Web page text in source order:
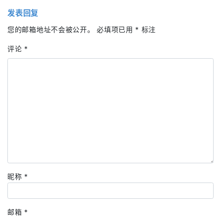
发表回复
您的邮箱地址不会被公开。 必填项已用 * 标注
评论 *
昵称 *
邮箱 *